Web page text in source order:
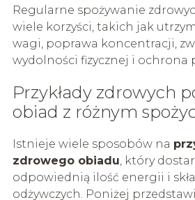
Regularne spożywanie
wiele korzyści, takich jak
wagi, poprawa koncentracji,
wydolności fizycznej i ochrona
Przykłady zdrowych
obiad z różnym
Istnieje wiele sposobów na
zdrowego obiadu, który
odpowiednią ilość energii i
odżywczych. Poniżej